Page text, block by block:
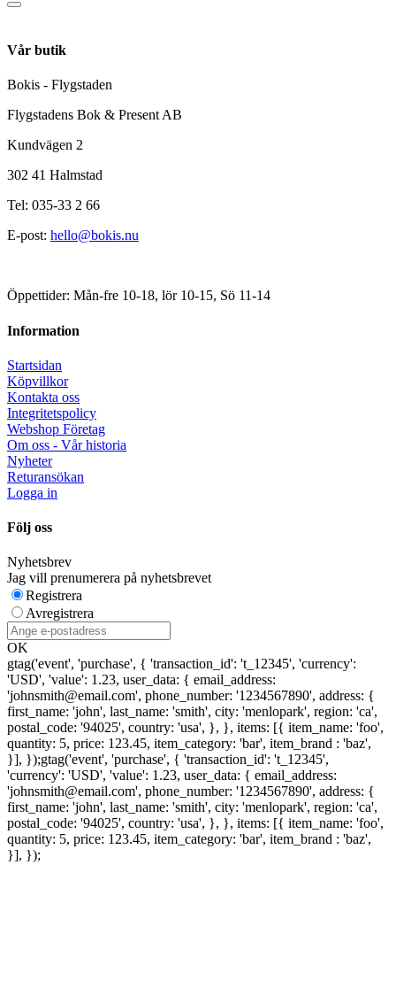
Vår butik
Bokis - Flygstaden
Flygstadens Bok & Present AB
Kundvägen 2
302 41 Halmstad
Tel: 035-33 2 66
E-post: hello@bokis.nu
Öppettider: Mån-fre 10-18, lör 10-15, Sö 11-14
Information
Startsidan
Köpvillkor
Kontakta oss
Integritetspolicy
Webshop Företag
Om oss - Vår historia
Nyheter
Returansökan
Logga in
Följ oss
Nyhetsbrev
Jag vill prenumerera på nyhetsbrevet
Registrera
Avregistrera
OK
gtag('event', 'purchase', { 'transaction_id': 't_12345', 'currency':
'USD', 'value': 1.23, user_data: { email_address:
'johnsmith@email.com', phone_number: '1234567890', address: {
first_name: 'john', last_name: 'smith', city: 'menlopark', region: 'ca',
postal_code: '94025', country: 'usa', }, }, items: [{ item_name: 'foo',
quantity: 5, price: 123.45, item_category: 'bar', item_brand : 'baz',
}], });gtag('event', 'purchase', { 'transaction_id': 't_12345',
'currency': 'USD', 'value': 1.23, user_data: { email_address:
'johnsmith@email.com', phone_number: '1234567890', address: {
first_name: 'john', last_name: 'smith', city: 'menlopark', region: 'ca',
postal_code: '94025', country: 'usa', }, }, items: [{ item_name: 'foo',
quantity: 5, price: 123.45, item_category: 'bar', item_brand : 'baz',
}], });